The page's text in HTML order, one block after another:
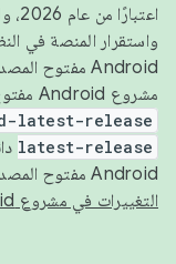
واستقرار المنصة في
مشروع Android مفتوح المصدر والمساهمة فيه، استخدِم
latest-release
latest-release
Android مفتوح المصدر. لمزيد من المعلومات، يُرجى الاطّلاع على
التغييرات في مشروع Android مفتوح المصدر